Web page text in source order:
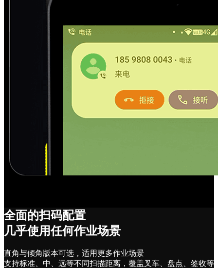
全面的扫码配置
几乎使用任何作业场景
直角与倾角版本可选，适用更多作业场景
支持标准、中、远等不同扫描距离，覆盖叉车、盘点、签收等